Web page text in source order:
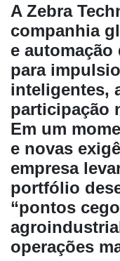
Cadastre-
se
Minha
conta
Notícias
Destaque
Mercado
A Zebra
companhia
e
para
inteligentes,
participação
Em um
e novas
empresa
portfólio
“pontos
operações